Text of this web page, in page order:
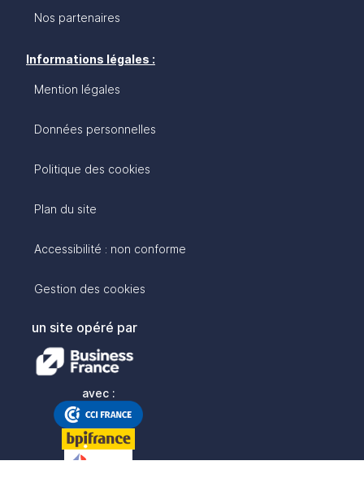
Nos partenaires
Informations légales :
Mention légales
Données personnelles
Politique des cookies
Plan du site
Accessibilité : non conforme
Gestion des cookies
un site opéré par
avec :